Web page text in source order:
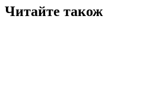
Читайте також